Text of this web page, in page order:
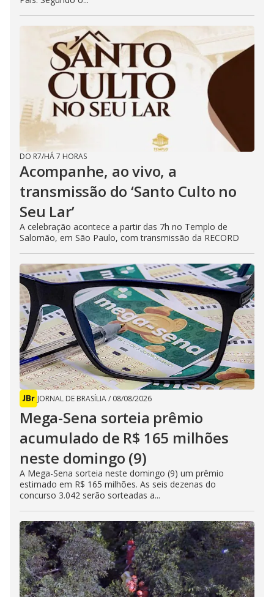
DO R7/HÁ 7 HORAS
Acompanhe, ao vivo, a
transmissão do ‘Santo Culto no
Seu Lar’
A celebração acontece a partir das 7h no Templo de
Salomão, em São Paulo, com transmissão da RECORD
JORNAL DE BRASÍLIA/ 08/08/2026
Mega-Sena sorteia prêmio
acumulado de R$ 165 milhões
neste domingo (9)
A Mega-Sena sorteia neste domingo (9) um prêmio
estimado em R$ 165 milhões. As seis dezenas do
concurso 3.042 serão sorteadas a...